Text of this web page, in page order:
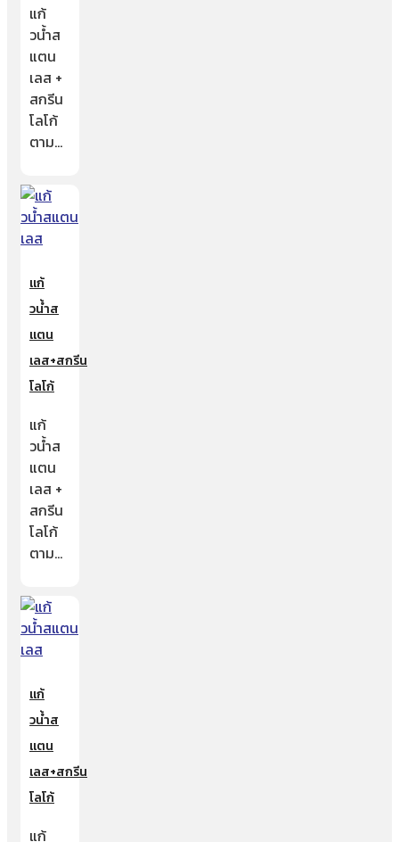
แก้
วน้ำส
แตน
เลส +
สกรีน
โลโก้
ตาม…
แก้
วน้ำส
แตน
เลส+สกรีน
โลโก้
แก้
วน้ำส
แตน
เลส +
สกรีน
โลโก้
ตาม…
แก้
วน้ำส
แตน
เลส+สกรีน
โลโก้
แก้